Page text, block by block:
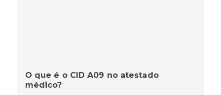
O que é o CID A09 no atestado
médico?